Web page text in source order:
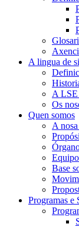
A lingua de
A
Os
Quen somos
A
Base
Programas e